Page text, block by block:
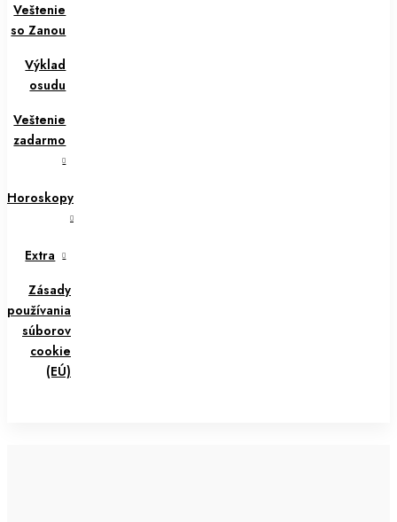
Veštenie
so Zanou
Výklad
osudu
Veštenie
zadarmo
Horoskopy
Extra
Zásady
používania
súborov
cookie
(EÚ)